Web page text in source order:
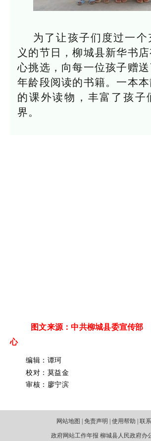
为了让孩子们度过一个
义的节日，柳城县新华书
心挑选，向每一位孩子赠
年龄段阅读的书籍。一本
的课外读物，丰富了孩子
界。
图文来源：中共柳城县委宣传
心
编辑：谭珂
校对：莫益金
审核：廖宁滨
网站地图 | 免责声明 | 使用帮助 | 联
政府网站工作年报 柳城县人民政府办